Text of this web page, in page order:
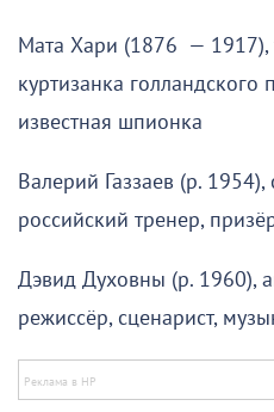
Мата Хари (1876 — 1917),
куртизанка голландского
известная шпионка
Валерий Газзаев (р. 1954),
российский тренер,
Дэвид Духовны (р. 1960),
режиссёр, сценарист,